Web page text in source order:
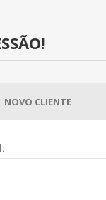
NOVO CLIENTE